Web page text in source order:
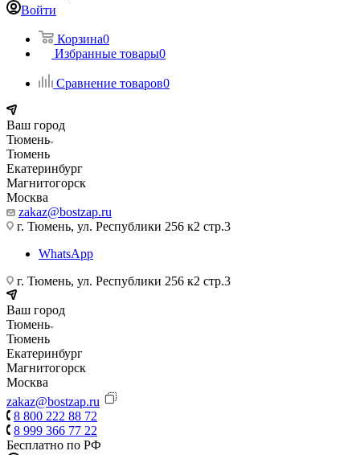
Войти
Корзина0
Избранные товары0
Сравнение товаров0
Ваш город
Тюмень
Тюмень
Екатеринбург
Магнитогорск
Москва
zakaz@bostzap.ru
г. Тюмень, ул. Республики 256 к2 стр.3
WhatsApp
г. Тюмень, ул. Республики 256 к2 стр.3
Ваш город
Тюмень
Тюмень
Екатеринбург
Магнитогорск
Москва
zakaz@bostzap.ru
8 800 222 88 72
8 999 366 77 22
Бесплатно по РФ